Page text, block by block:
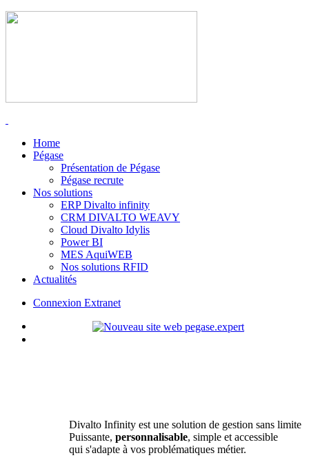
Home
Pégase
Présentation de Pégase
Pégase recrute
Nos solutions
ERP Divalto infinity
CRM DIVALTO WEAVY
Cloud Divalto Idylis
Power BI
MES AquiWEB
Nos solutions RFID
Actualités
Connexion Extranet
Divalto Infinity est une solution de gestion sans limite
Puissante, personnalisable, simple et accessible
qui s'adapte à vos problématiques métier.